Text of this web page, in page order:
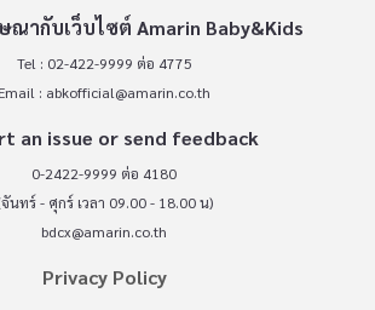
ณากับเว็บไซต์ Amarin Baby&Kids
Tel : 02-422-9999 ต่อ 4775
Email : abkofficial@amarin.co.th
an issue or send feedback
0-2422-9999 ต่อ 4180
นทร์ - ศุกร์ เวลา 09.00 - 18.00 น)
bdcx@amarin.co.th
Privacy Policy